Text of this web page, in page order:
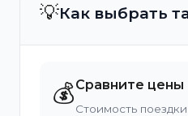
💡Как выбрать
💰Сравните цены
Стоимость